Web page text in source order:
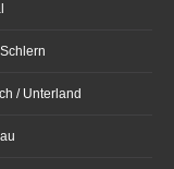
/ Unterland